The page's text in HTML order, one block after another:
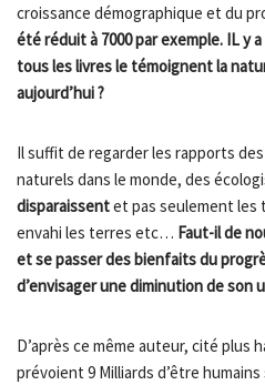
croissance démographique et du
été réduit à 7000 par exemple. IL y
tous les livres le témoignent la
aujourd’hui ?
Il suffit de regarder les rapports
naturels dans le monde, des
disparaissentet pas seulement les
envahi les terres etc… Faut-il de
et se passer des bienfaits du
d’envisager une diminution de son
D’après ce même auteur, cité plus
prévoient 9 Milliards d’être